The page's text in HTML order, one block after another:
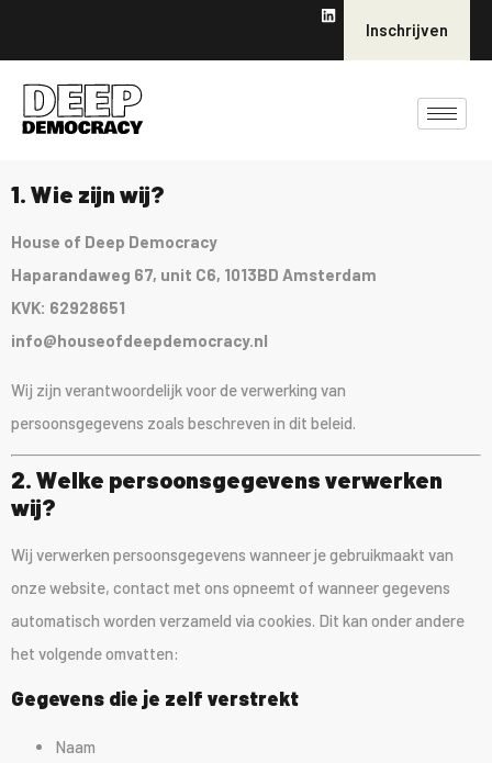
Inschrijven
1. Wie zijn wij?
House of Deep Democracy
Haparandaweg 67, unit C6, 1013BD Amsterdam
KVK: 62928651
info@houseofdeepdemocracy.nl
Wij zijn verantwoordelijk voor de verwerking van
persoonsgegevens zoals beschreven in dit beleid.
2. Welke persoonsgegevens verwerken
wij?
Wij verwerken persoonsgegevens wanneer je gebruikmaakt van
onze website, contact met ons opneemt of wanneer gegevens
automatisch worden verzameld via cookies. Dit kan onder andere
het volgende omvatten:
Gegevens die je zelf verstrekt
Naam